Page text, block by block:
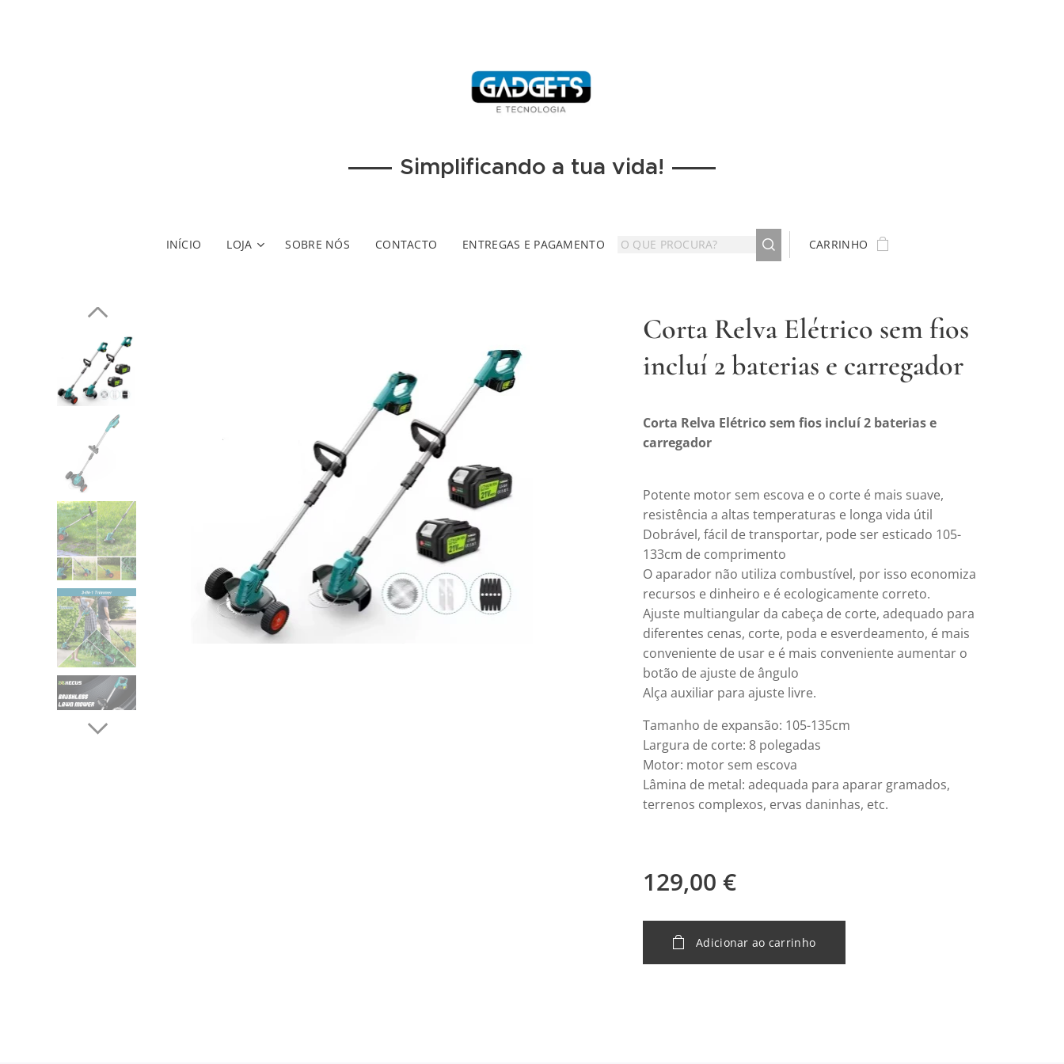
Simplificando a tua vida!
INÍCIO LOJA SOBRE NÓS CONTACTO ENTREGAS E PAGAMENTO CARRINHO
Corta Relva Elétrico sem fios
incluí 2 baterias e carregador
Corta Relva Elétrico sem fios incluí 2 baterias e
carregador
Potente motor sem escova e o corte é mais suave,
resistência a altas temperaturas e longa vida útil
Dobrável, fácil de transportar, pode ser esticado 105-
133cm de comprimento
O aparador não utiliza combustível, por isso economiza
recursos e dinheiro e é ecologicamente correto.
Ajuste multiangular da cabeça de corte, adequado para
diferentes cenas, corte, poda e esverdeamento, é mais
conveniente de usar e é mais conveniente aumentar o
botão de ajuste de ângulo
Alça auxiliar para ajuste livre.
Tamanho de expansão: 105-135cm
Largura de corte: 8 polegadas
Motor: motor sem escova
Lâmina de metal: adequada para aparar gramados,
terrenos complexos, ervas daninhas, etc.
129,00 €
Adicionar ao carrinho